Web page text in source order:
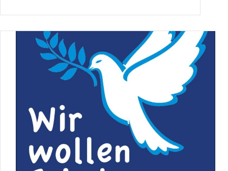
Risiken
COVID-
Impfung:
Die
aktuelle
Studienlage
(28.07.2022)